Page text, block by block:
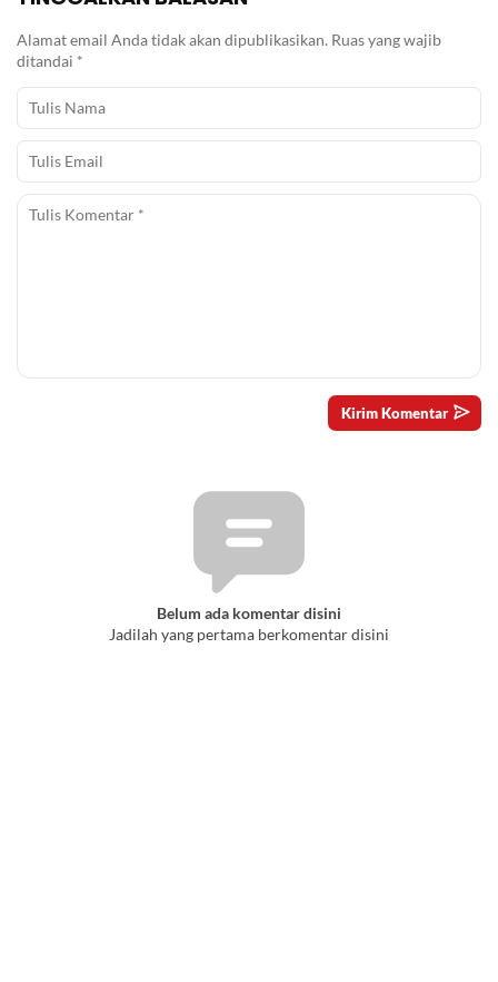
Alamat email Anda tidak akan dipublikasikan. Ruas yang wajib
ditandai *
Belum ada komentar disini
Jadilah yang pertama berkomentar disini